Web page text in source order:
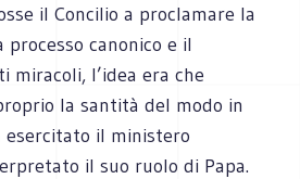
il Concilio a proclamare la
processo canonico e il
miracoli, l’idea era che
la santità del modo in
esercitato il ministero
il suo ruolo di Papa.